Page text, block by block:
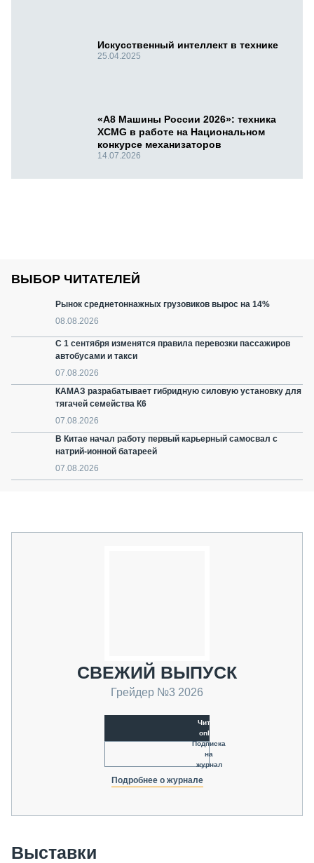
Искусственный интеллект в технике
25.04.2025
«А8 Машины России 2026»: техника
XCMG в работе на Национальном
конкурсе механизаторов
14.07.2026
ВЫБОР ЧИТАТЕЛЕЙ
Рынок среднетоннажных грузовиков вырос на 14%
08.08.2026
С 1 сентября изменятся правила перевозки пассажиров
автобусами и такси
07.08.2026
КАМАЗ разрабатывает гибридную силовую установку для
тягачей семейства К6
07.08.2026
В Китае начал работу первый карьерный самосвал с
натрий-ионной батареей
07.08.2026
СВЕЖИЙ ВЫПУСК
Грейдер №3 2026
Читать
online
Подписка
на
журнал
Подробнее о журнале
Выставки